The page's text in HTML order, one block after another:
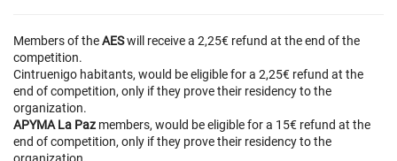
Members of theAESwill receive a 2,25€ refund at the end of the
competition.
Cintruenigo habitants, would be eligible for a 2,25€ refund at the
end of competition, only if they prove their residency to the
organization.
APYMA La Paz members, would be eligible for a 15€ refund at the
end of competition, only if they prove their residency to the
organization.